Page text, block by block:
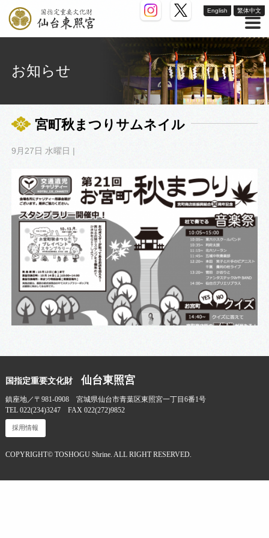
English 繁体中文
お知らせ
宮町秋まつりサムネイル
9月27日 水曜日 |
国指定重要文化財 仙台東照宮
鎮座地／〒981-0908 宮城県仙台市青葉区東照宮一丁目6番1号
TEL 022(234)3247 FAX 022(272)9852
採用情報
COPYRIGHT© TOSHOGU Shrine. ALL RIGHT RESERVED.